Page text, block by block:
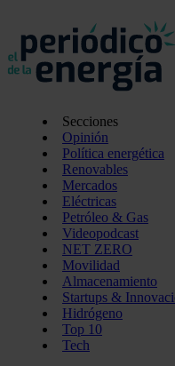
Secciones
Opinión
Política energética
Renovables
Mercados
Eléctricas
Petróleo & Gas
Videopodcast
NET ZERO
Movilidad
Almacenamiento
Startups &
Hidrógeno
Top 10
Tech